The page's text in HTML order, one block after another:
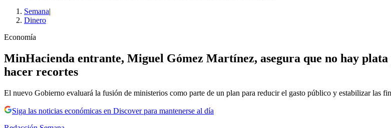
Semana|
Dinero
Economía
MinHacienda entrante, Miguel Gómez Martínez, asegura que no hay
hacer recortes
El nuevo Gobierno evaluará la fusión de ministerios como parte de un plan para reducir el gasto público y estabilizar las
Siga las noticias económicas en Discover para mantenerse al día